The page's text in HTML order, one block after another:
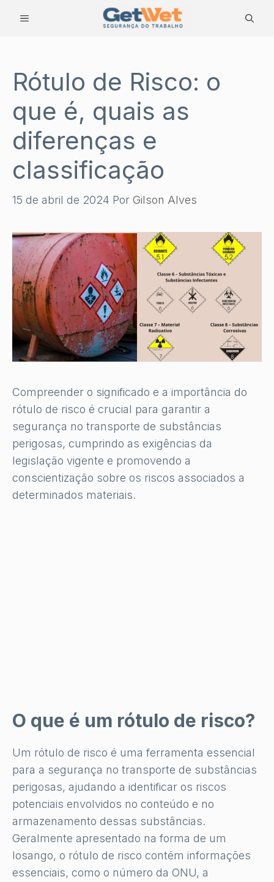
para
MENU
Rótulo de Risco: o
que é, quais as
diferenças e
classificação
15 de abril de 2024 Por Gilson Alves
Compreender o significado e a importância do
rótulo de risco é crucial para garantir a
segurança no transporte de substâncias
perigosas, cumprindo as exigências da
legislação vigente e promovendo a
conscientização sobre os riscos associados a
determinados materiais.
O que é um rótulo de risco?
Um rótulo de risco é uma ferramenta essencial
para a segurança no transporte de substâncias
perigosas, ajudando a identificar os riscos
potenciais envolvidos no conteúdo e no
armazenamento dessas substâncias.
Geralmente apresentado na forma de um
losango, o rótulo de risco contém informações
essenciais, como o número da ONU, a